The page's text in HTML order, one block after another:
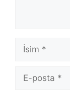
İsim
posta